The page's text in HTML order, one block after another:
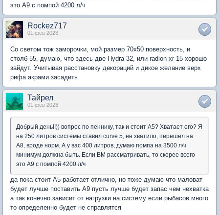
это А9 с помпой 4200 л/ч
Rockez717
01 фев 2023
Со светом тож заморочки, мой размер 70х50 поверхность, и
столб 55, думаю, что здесь две Hydra 32, или radion xr 15 хорошо
зайдут. Учитывая расстановку декораций и дикое желание верх
рифа акрами засадить
Тайрел
01 фев 2023
Добрый день!!)) вопрос по пеннику, так и стоит А5? Хватает его? Я
на 250 литров системы ставил curve 5, не хватило, перешёл на
А8, вроде норм. А у вас 400 литров, думаю помпа на 3500 л/ч
минимум должна быть. Если BM рассматривать, то скорее всего
это А9 с помпой 4200 л/ч
да пока стоит А5 работает отлично, но тоже думаю что маловат
будет лучше поставить А9 пусть лучше будет запас чем нехватка
а так конечно зависит от нагрузки на систему если рыбасов много
то определенно будет не справлятся